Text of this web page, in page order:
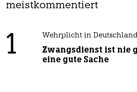
meistkommentiert
1 Wehrplicht in
Zwangsdienst ist nie
eine gute Sache